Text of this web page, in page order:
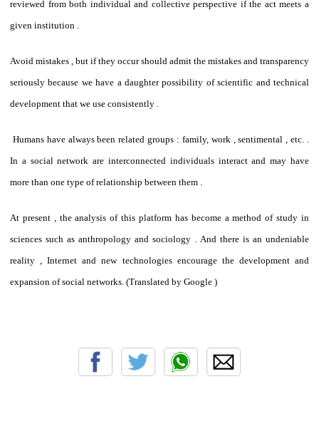
reviewed from both individual and collective perspective if the act meets a
given institution .
Avoid mistakes , but if they occur should admit the mistakes and transparency
seriously because we have a daughter possibility of scientific and technical
development that we use consistently .
Humans have always been related groups : family, work , sentimental , etc. .
In a social network are interconnected individuals interact and may have
more than one type of relationship between them .
At present , the analysis of this platform has become a method of study in
sciences such as anthropology and sociology . And there is an undeniable
reality , Internet and new technologies encourage the development and
expansion of social networks. (Translated by Google )